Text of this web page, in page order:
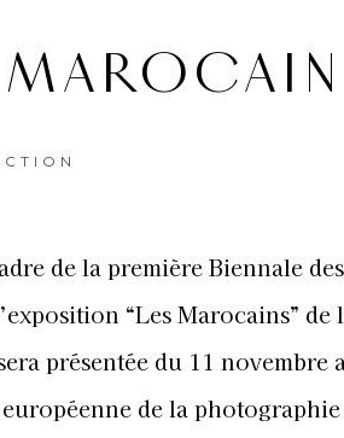
de la première Biennale
“Les Marocains”
présentée du 11 novembre
de la